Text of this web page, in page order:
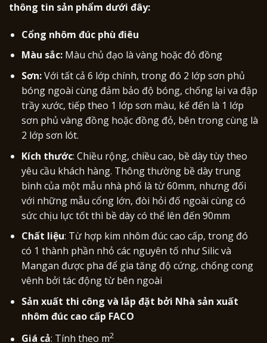
thông tin sản phẩm dưới đây:
Cổng nhôm đúc phù điêu
Màu sắc:Màu chủ đạo là vàng hoặc đỏ đồng
Sơn:Với tất cả 6 lớp chính, trong đó 2 lớp sơn phủ
bóng ngoài cùng đảm bảo độ bóng, chống lại va đập
trầy xước, tiếp theo 1 lớp sơn màu, kế đến là 1 lớp
sơn phủ vàng đồng hoặc đồng đỏ, bên trong cùng là
2 lớp sơn lót.
Kích thước: Chiều rộng, chiều cao, bề dày tùy theo
yêu cầu khách hàng. Thông thường bề dày trung
bình của một mẫu nhà phố là từ 60mm, nhưng đối
với những mẫu cổng lớn, đòi hỏi đố ngoài cùng có
sức chịu lực tốt thì bề dày có thể lên đến 90mm
Chất liệu: Từ hợp kim nhôm đúc cao cấp, trong đó
có 1 thành phần nhỏ các nguyên tố như Silic và
Mangan được pha để gia tăng độ cứng, chống cong
vênh bởi tác động từ bên ngoài
Sản xuất thi công và lắp đặt bởi Nhà sản xuất
nhôm đúc cao cấp FACO
Giá cả: Tính theo m2